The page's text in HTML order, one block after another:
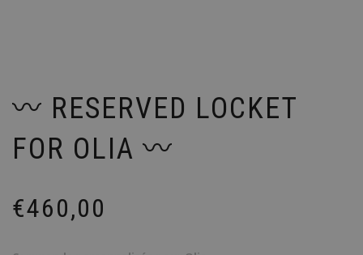
〰️ RESERVED LOCKET
FOR OLIA 〰️
€460,00